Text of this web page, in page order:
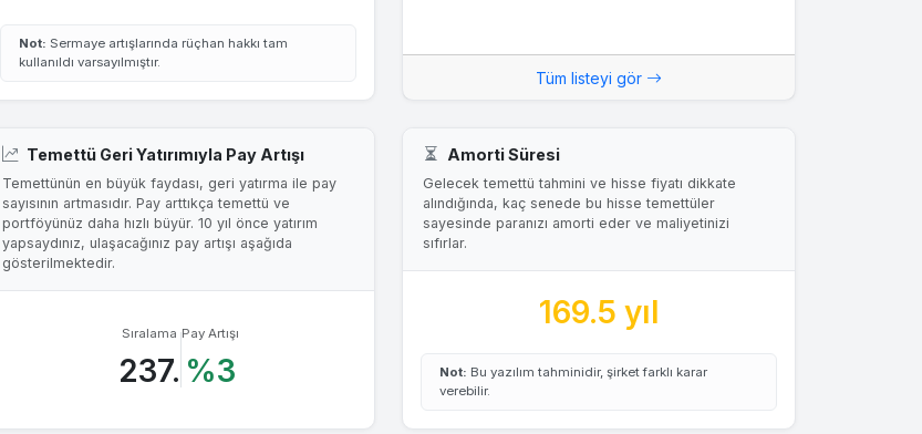
Not: Sermaye artışlarında rüçhan hakkı tam
kullanıldı varsayılmıştır.
Tüm listeyi gör
Temettü Geri Yatırımıyla Pay Artışı
Temettünün en büyük faydası, geri yatırma ile pay
sayısının artmasıdır. Pay arttıkça temettü ve
portföyünüz daha hızlı büyür. 10 yıl önce yatırım
yapsaydınız, ulaşacağınız pay artışı aşağıda
gösterilmektedir.
Sıralama
237.
Pay Artışı
%3
Amorti Süresi
Gelecek temettü tahmini ve hisse fiyatı dikkate
alındığında, kaç senede bu hisse temettüler
sayesinde paranızı amorti eder ve maliyetinizi
sıfırlar.
169.5 yıl
Not: Bu yazılım tahminidir, şirket farklı karar
verebilir.